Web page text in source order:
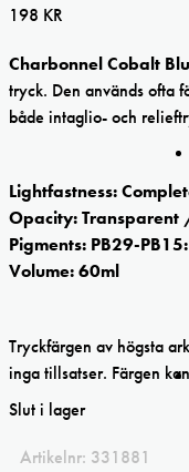
198 KR
Charbonnel Cobalt
tryck. Den används ofta
både intaglio- och
Lightfastness:
Opacity:
Pigments: PB29-
Volume: 60ml
Tryckfärgen av högsta
inga tillsatser. Färgen
Slut i lager
Artikelnr: 331881